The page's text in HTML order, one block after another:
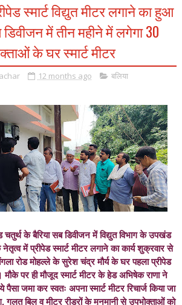
स्मार्ट विद्युत मीटर लगाने का हुआ
में तीन महीने में लगेगा 30
के घर स्मार्ट मीटर
12 months ago बलिया
चतुर्थ के बैरिया सब डिवीजन में विद्युत विभाग के उपखंड
में प्रीपेड स्मार्ट मीटर लगाने का कार्य शुक्रवार से
रोड मोहल्ले के सुरेश चंद्र मौर्य के घर पहला प्रीपेड
मौके पर ही मौजूद स्मार्ट मीटर के हेड अभिषेक राणा ने
पैसा जमा कर स्वतः अपना स्मार्ट मीटर रिचार्ज किया जा
गलत बिल व मीटर रीडरों के मनमानी से उपभोक्ताओं को